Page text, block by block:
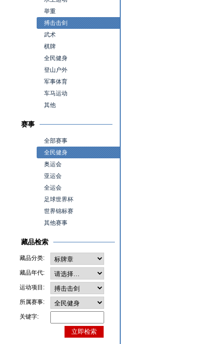
举重
搏击击剑
武术
棋牌
全民健身
登山户外
军事体育
车马运动
其他
赛事
全部赛事
全民健身
奥运会
亚运会
全运会
足球世界杯
世界锦标赛
其他赛事
藏品检索
藏品分类:
藏品年代:
运动项目:
所属赛事:
关键字: